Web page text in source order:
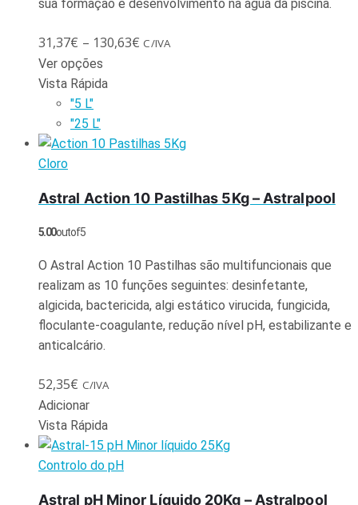
sua formação e desenvolvimento na água da piscina.
31,37€ – 130,63€ C/IVA
Ver opções
Vista Rápida
"5 L"
"25 L"
Cloro
Astral Action 10 Pastilhas 5Kg – Astralpool
5.00out of 5
O Astral Action 10 Pastilhas são multifuncionais que
realizam as 10 funções seguintes: desinfetante,
algicida, bactericida, algi estático virucida, fungicida,
floculante-coagulante, redução nível pH, estabilizante e
anticalcário.
52,35€ C/IVA
Adicionar
Vista Rápida
Controlo do pH
Astral pH Minor Líquido 20Kg – Astralpool